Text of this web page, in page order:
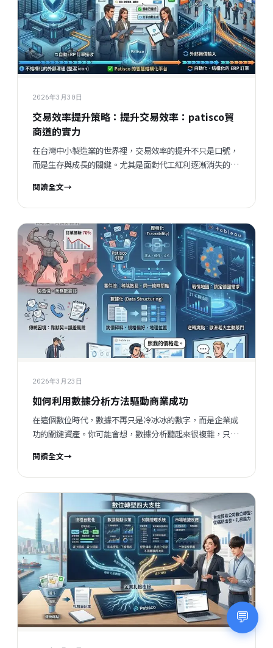
（Millennials）與 Z 世代全面接掌跨國企業的採購決策權，
B2B 的採購旅程正在迅速「B2C 化」。一場名為「數位自
助（Digital Self-Service）」的無聲革命已經發生。如果你
還在苦苦等待客戶發送 Inquiry（詢問信）才願意給出資
訊，你流失的可能不只是幾張訂單，而是整個下一個十年的
市場發言權。 B2B 採購的殘酷真相 以下四個來自全球頂尖
研究機構的最新預測，為我們揭示了 2025 年 B2B 採購的殘
2026年3月30日
交易效率提升策略：提升交易效率：patisco貿
商道的實力
在台灣中小製造業的世界裡，交易效率的提升不只是口號，
而是生存與成長的關鍵。尤其是面對代工紅利逐漸消失的現
業主和管理者最頭痛的問題。今天，我們就來聊聊那些實用
的交易效率提升策略，還有一個在業界逐漸被看見的好幫手
—— patisco貿商道 。 交易效率提升策略：從流程優化開始
你有沒有發現，很多中小企業的訂單處理流程，還停留在用
Excel、Email、LINE三管齊下的階段？這樣的流程不但容易
出錯，還會讓整個交易過程變得龐雜又難追蹤。更別說文件
版本常常對不上，誰改了什麼、哪版才是正確的，搞得大家
頭昏眼花。 解決之道是什麼？ 集中管理訂單資料 ：把所有
訂單資訊放在一個系統裡，避免資料散落各處。 自動化流程
：減少人工輸入錯誤，像是自動生成報價單、訂單確認等。
版本控管 ：每次修改都有紀錄，誰改了什麼一目了然。 這
樣一來，不僅節省時間，也降低了因溝通不良造成的錯誤風
險。更重要的是，當資深員工離職時，企業不會因為知識流
失而陷入困境，因為所有資料都已經系統化。 數據驅動決
閱讀全文→
2026年3月23日
如何利用數據分析方法驅動商業成功
在這個數位時代，數據不再只是冷冰冰的數字，而是企業成
功的關鍵資產。你可能會想，數據分析聽起來很複雜，只有
來說，掌握數據分析方法，能讓你從「等訂單」變成「測市
場」，從被動變主動，這才是轉型的關鍵。 為什麼數據分析
方法對中小企業這麼重要？ 說真的，很多中小企業老闆和管
理者都面臨一個大問題： 客戶集中風險高、流程散亂、知識
流失嚴重 。你是不是也常常覺得，訂單資料散落在Excel、
Email、LINE裡，版本對不上，誰改了什麼都不知道？資深
員工一走，客戶關係和經驗也跟著跑了，這種感覺超無力。
這時候，數據分析方法就像一盞明燈，幫你把零散的資訊整
合起來，建立一套系統化的流程。這不只是省時省力，更重
要的是，讓你能用數據說話，做出更準確的商業判斷。 舉個
例子，假設你有一批海外客戶，過去靠記憶和經驗判斷哪個
市場有潛力，但現在透過數據分析，你可以看到不同市場的
訂單趨勢、客戶回購率，甚至是報價策略的成效，這些都是
閱讀全文→
💬